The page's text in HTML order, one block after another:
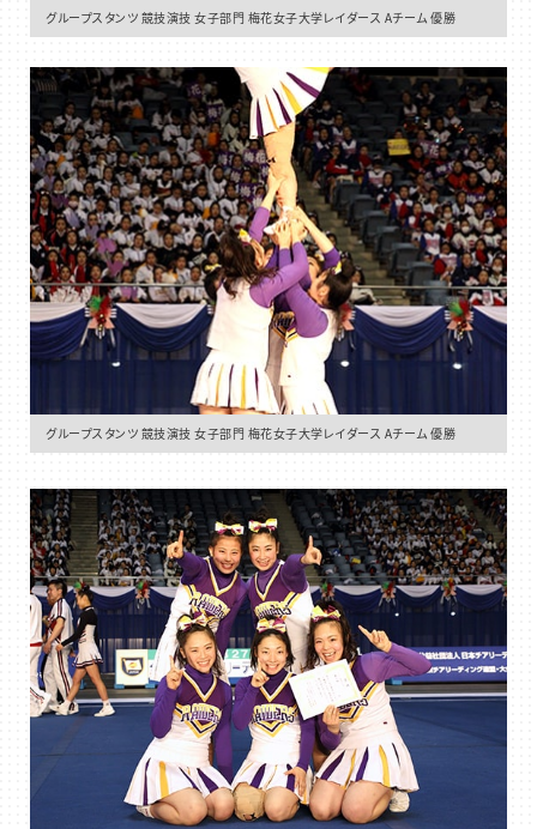
グループスタンツ 競技演技 女子部門 梅花女子大学レイダース Aチーム 優勝
グループスタンツ 競技演技 女子部門 梅花女子大学レイダース Aチーム 優勝